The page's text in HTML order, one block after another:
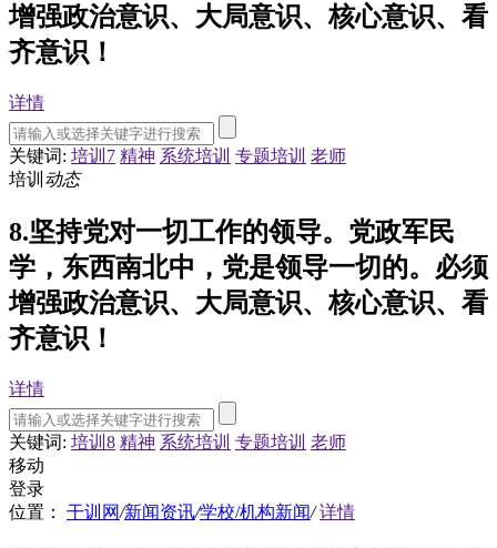
增强政治意识、大局意识、核心意识、看
齐意识！
详情
关键词: 培训7 精神 系统培训 专题培训 老师
培训 动态
8.坚持党对一切工作的领导。党政军民
学，东西南北中，党是领导一切的。必须
增强政治意识、大局意识、核心意识、看
齐意识！
详情
关键词: 培训8 精神 系统培训 专题培训 老师
移动
登录
位置：
干训网/新闻资讯/学校/机构新闻/ 详情